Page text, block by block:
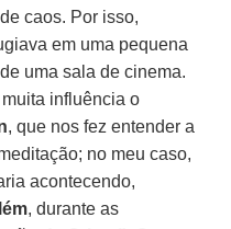
caos. Por isso,
em uma pequena
uma sala de cinema.
influência o
, que nos fez entender a
no meu caso,
acontecendo,
, durante as